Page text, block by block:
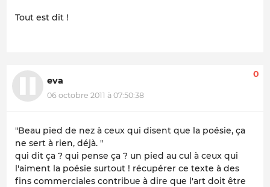
Tout est dit !
eva
06 octobre 2011 à 07:50:38
0
"Beau pied de nez à ceux qui disent que la poésie, ça
ne sert à rien, déjà. "
qui dit ça ? qui pense ça ? un pied au cul à ceux qui
l'aiment la poésie surtout ! récupérer ce texte à des
fins commerciales contribue à dire que l'art doit être